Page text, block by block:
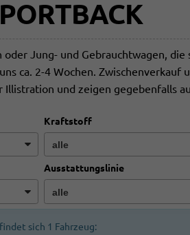
oder Jung- und Gebrauchtwagen,
ca. 2-4 Wochen.
Illistration und zeigen gegebenfalls
Kraftstoff
Ausstattungslinie
sich 1 Fahrzeug: